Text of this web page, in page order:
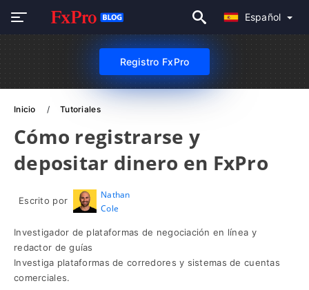
Español
Registro FxPro
Inicio Tutoriales
Cómo registrarse y
depositar dinero en FxPro
Escrito por
Nathan
Cole
Investigador de plataformas de negociación en línea y
redactor de guías
Investiga plataformas de corredores y sistemas de cuentas
comerciales.